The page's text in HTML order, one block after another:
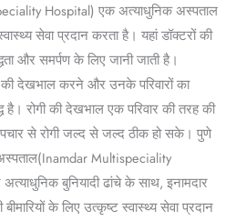
Hospital) एक अत्याधुनिक अस्पताल
सेवा प्रदान करता है। यहां डॉक्टरों की
और समर्पण के लिए जानी जाती है।
की देखभाल करने और उनके परिवारों का
रोगी की देखभाल एक परिवार की तरह की
से रोगी जल्द से जल्द ठीक हो सके। पुणे
Multispeciality
बुनियादी ढांचे के साथ, इनामदार
के लिए उत्कृष्ट स्वास्थ्य सेवा प्रदान